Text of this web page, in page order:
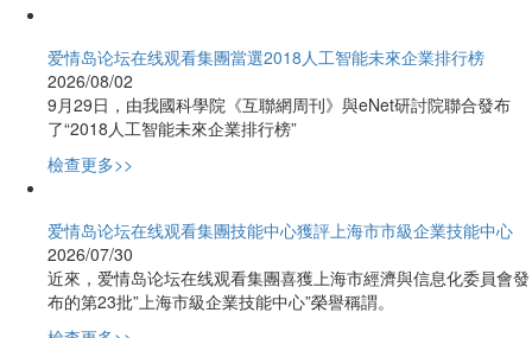
爱情岛论坛在线观看集團當選2018人工智能未來企業排行榜
2026/08/02
9月29日，由我國科學院《互聯網周刊》與eNet研討院聯合發布
了“2018人工智能未來企業排行榜”
檢查更多>>
爱情岛论坛在线观看集團技能中心獲評上海市市級企業技能中心
2026/07/30
近來，爱情岛论坛在线观看集團喜獲上海市經濟與信息化委員會發
布的第23批”上海市級企業技能中心”榮譽稱謂。